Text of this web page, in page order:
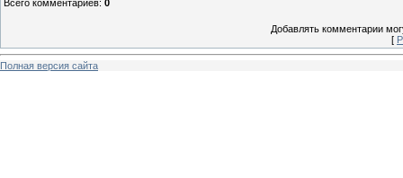
Всего комментариев: 0
Добавлять комментарии
[
Полная версия сайта